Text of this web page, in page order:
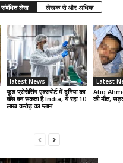
संबंधित लेख लेखक से और अधिक
latest News
फूड प्रोसेसिंग एक्सपोर्ट में दुनिया का
बॉस बन सकता है India, ये रहा 10
लाख करोड़ का प्लान
Latest
Atiq
की मौत,